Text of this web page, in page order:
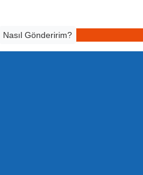
Nasıl Gönderirim?